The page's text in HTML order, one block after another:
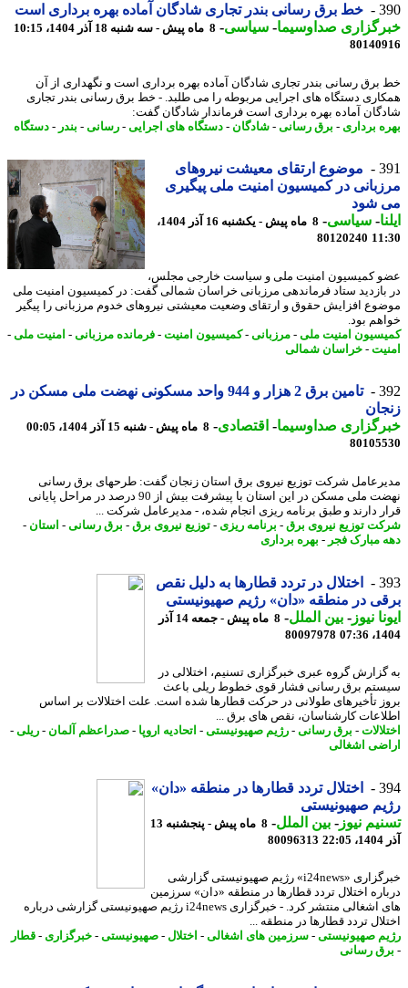
خط برق رسانی بندر تجاری شادگان آماده بهره برداری است
صداوسیما-سیاسی-8 ماه پیش - سه شنبه 18 آذر 1404، 10:15
رسانی بندر تجاری شادگان آماده بهره برداری است و نگهداری از آن
دستگاه های اجرایی مربوطه را می طلبد. - خط برق رسانی بندر تجاری
آماده بهره برداری است فرماندار شادگان گفت:
برداری- برق رسانی-شادگان-دستگاه های اجرایی- رسانی-بندر -دستگاه
موضوع ارتقای معیشت نیروهای
در کمیسیون امنیت ملی پیگیری
شود
-سیاسی-
8 ماه پیش - یکشنبه 16 آذر 1404،
80120240
کمیسیون امنیت ملی و سیاست خارجی مجلس،
ستاد فرماندهی مرزبانی خراسان شمالی گفت: در کمیسیون امنیت ملی
افزایش حقوق و ارتقای وضعیت معیشتی نیروهای خدوم مرزبانی را پیگیر
بود.
امنیت ملی -مرزبانی -کمیسیون امنیت-فرمانده مرزبانی -امنیت ملی -
-خراسان شمالی
تامین برق 2 هزار و 944 واحد مسکونی نهضت ملی مسکن در
صداوسیما-اقتصادی-8 ماه پیش - شنبه 15 آذر 1404، 00:05
شرکت توزیع نیروی برق استان زنجان گفت: طرحهای برق رسانی
نهضت ملی مسکن در این استان با پیشرفت بیش از 90 درصد در مراحل پایانی
دارند و طبق برنامه ریزی انجام شده، - مدیرعامل شرکت ...
توزیع نیروی برق - برنامه ریزی - توزیع نیروی برق - برق رسانی-استان-
مبارک فجر -بهره برداری
اختلال در تردد قطارها به دلیل نقص
در منطقه «دان» رژیم صهیونیستی
نیوز-بین الملل-
8 ماه پیش - جمعه 14 آذر
80097978
گروه عبری خبرگزاری تسنیم، اختلالی در
برق رسانی فشار قوی خطوط ریلی باعث
تأخیرهای طولانی در حرکت قطارها شده است. علت اختلالات بر اساس
کارشناسان، نقص های برق ...
-برق رسانی-رژیم صهیونیستی-اتحادیه اروپا - صدراعظم آلمان-ریلی-
اشغالی
اختلال تردد قطارها در منطقه «دان»
صهیونیستی
نیوز-بین الملل-
8 ماه پیش - پنجشنبه 13
80096313
خبرگزاری «i24news» رژیم صهیونیستی گزارشی
اختلال تردد قطارها در منطقه «دان» سرزمین
های اشغالی منتشر کرد. - خبرگزاری i24news رژیم صهیونیستی گزارشی درباره
تردد قطارها در منطقه ...
صهیونیستی-سرزمین های اشغالی-اختلال-صهیونیستی-خبرگزاری - قطار
رسانی